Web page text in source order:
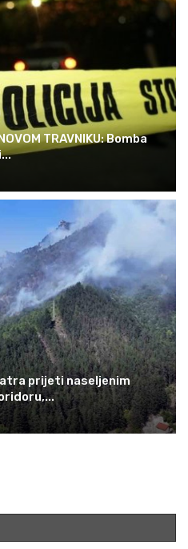
TRAVNIKU: Bomba
Vatra prijeti naseljenim